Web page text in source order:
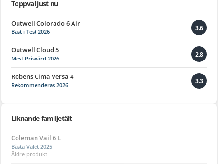
Toppval just nu
Outwell Colorado 6 Air
Bäst i Test 2026
3.6
Outwell Cloud 5
Mest Prisvärd 2026
2.8
Robens Cima Versa 4
Rekommenderas 2026
3.3
Liknande familjetält
Coleman Vail 6 L
Bästa Valet 2025
Äldre produkt